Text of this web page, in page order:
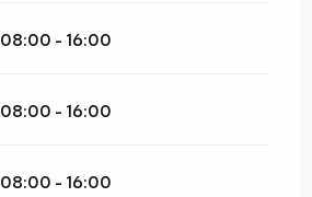
08:00 - 16:00
08:00 - 16:00
08:00 - 16:00